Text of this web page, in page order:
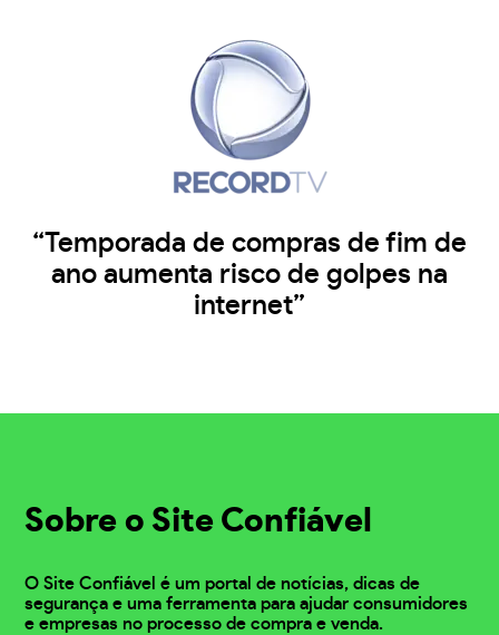
“Temporada de compras de fim de
ano aumenta risco de golpes na
internet”
Sobre o Site Confiável
O Site Confiável é um portal de notícias, dicas de
segurança e uma ferramenta para ajudar consumidores
e empresas no processo de compra e venda.